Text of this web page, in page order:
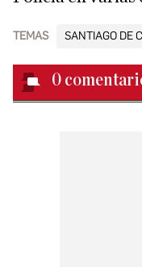
TEMAS SANTIAGO DE
0